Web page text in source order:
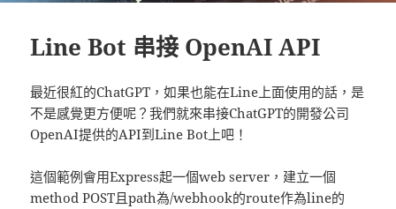
Line Bot 串接 OpenAI API
最近很紅的ChatGPT，如果也能在Line上面使用的話，是
不是感覺更方便呢？我們就來串接ChatGPT的開發公司
OpenAI提供的API到Line Bot上吧！
這個範例會用Express起一個web server，建立一個
method POST且path為/webhook的route作為line的